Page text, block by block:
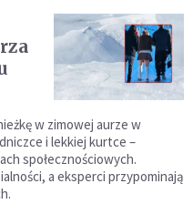
w zimowej aurze w
i lekkiej kurtce –
społecznościowych.
a eksperci przypominają